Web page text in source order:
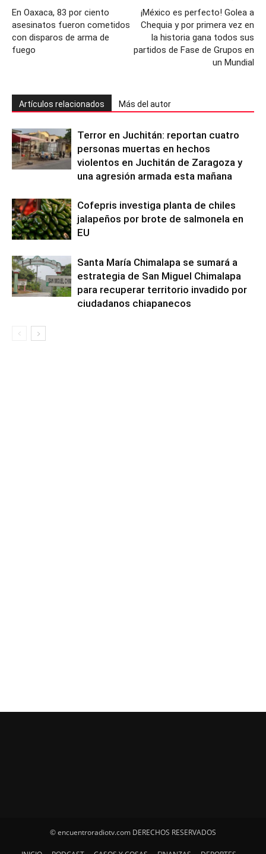
En Oaxaca, 83 por ciento
asesinatos fueron cometidos
con disparos de arma de
fuego
¡México es perfecto! Golea a
Chequia y por primera vez en
la historia gana todos sus
partidos de Fase de Grupos en
un Mundial
Artículos relacionados Más del autor
Terror en Juchitán: reportan cuatro
personas muertas en hechos
violentos en Juchitán de Zaragoza y
una agresión armada esta mañana
Cofepris investiga planta de chiles
jalapeños por brote de salmonela en
EU
Santa María Chimalapa se sumará a
estrategia de San Miguel Chimalapa
para recuperar territorio invadido por
ciudadanos chiapanecos
© encuentroradiotv.com DERECHOS RESERVADOS